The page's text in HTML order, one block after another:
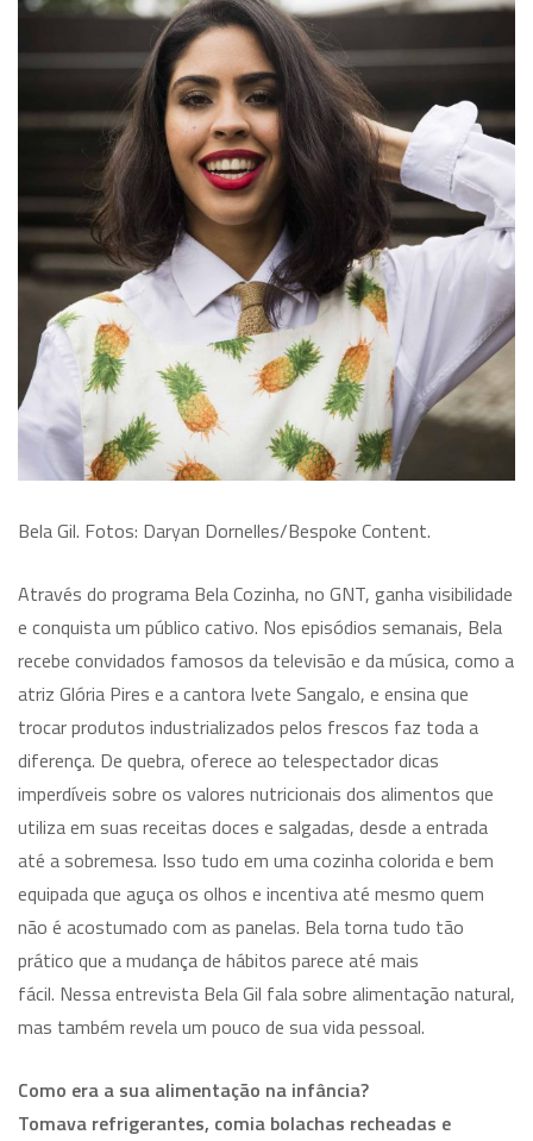
Bela Gil. Fotos: Daryan Dornelles/Bespoke Content.
Através do programa Bela Cozinha, no GNT, ganha visibilidade
e conquista um público cativo. Nos episódios semanais, Bela
recebe convidados famosos da televisão e da música, como a
atriz Glória Pires e a cantora Ivete Sangalo, e ensina que
trocar produtos industrializados pelos frescos faz toda a
diferença. De quebra, oferece ao telespectador dicas
imperdíveis sobre os valores nutricionais dos alimentos que
utiliza em suas receitas doces e salgadas, desde a entrada
até a sobremesa. Isso tudo em uma cozinha colorida e bem
equipada que aguça os olhos e incentiva até mesmo quem
não é acostumado com as panelas. Bela torna tudo tão
prático que a mudança de hábitos parece até mais
fácil. Nessa entrevista Bela Gil fala sobre alimentação natural,
mas também revela um pouco de sua vida pessoal.
Como era a sua alimentação na infância?
Tomava refrigerantes, comia bolachas recheadas e